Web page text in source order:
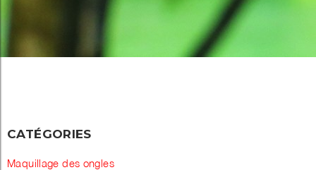
CATÉGORIES
Maquillage des ongles